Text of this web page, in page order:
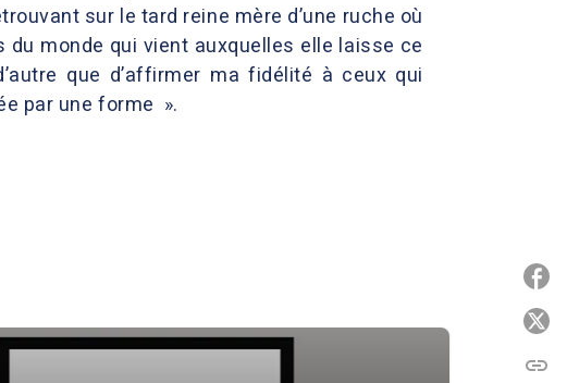
sur le tard reine mère d’une ruche où
monde qui vient auxquelles elle laisse ce
que d’affirmer ma fidélité à ceux qui
par une forme ».
link